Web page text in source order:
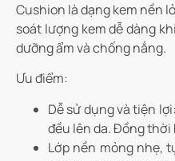
Cushion là dạng kem nền
soát lượng kem dễ dàng
dưỡng ẩm và chống nắng.
Ưu điểm:
Dễ sử dụng và tiện lợi:
đều lên da. Đồng thời
Lớp nền mỏng nhẹ,